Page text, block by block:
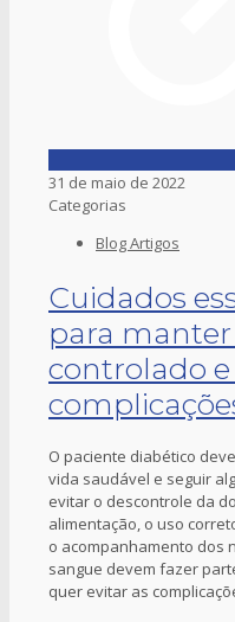
31 de maio de 2022
Categorias
Blog Artigos
Cuidados
para
controlado
O paciente diabético
vida saudável e seguir
evitar o descontrole da
alimentação, o uso
o acompanhamento dos
sangue devem fazer
quer evitar as